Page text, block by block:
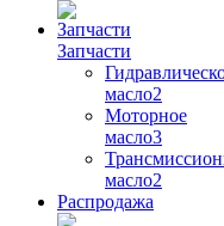
Запчасти
масло2
Моторное
масло3
масло2
Распродажа